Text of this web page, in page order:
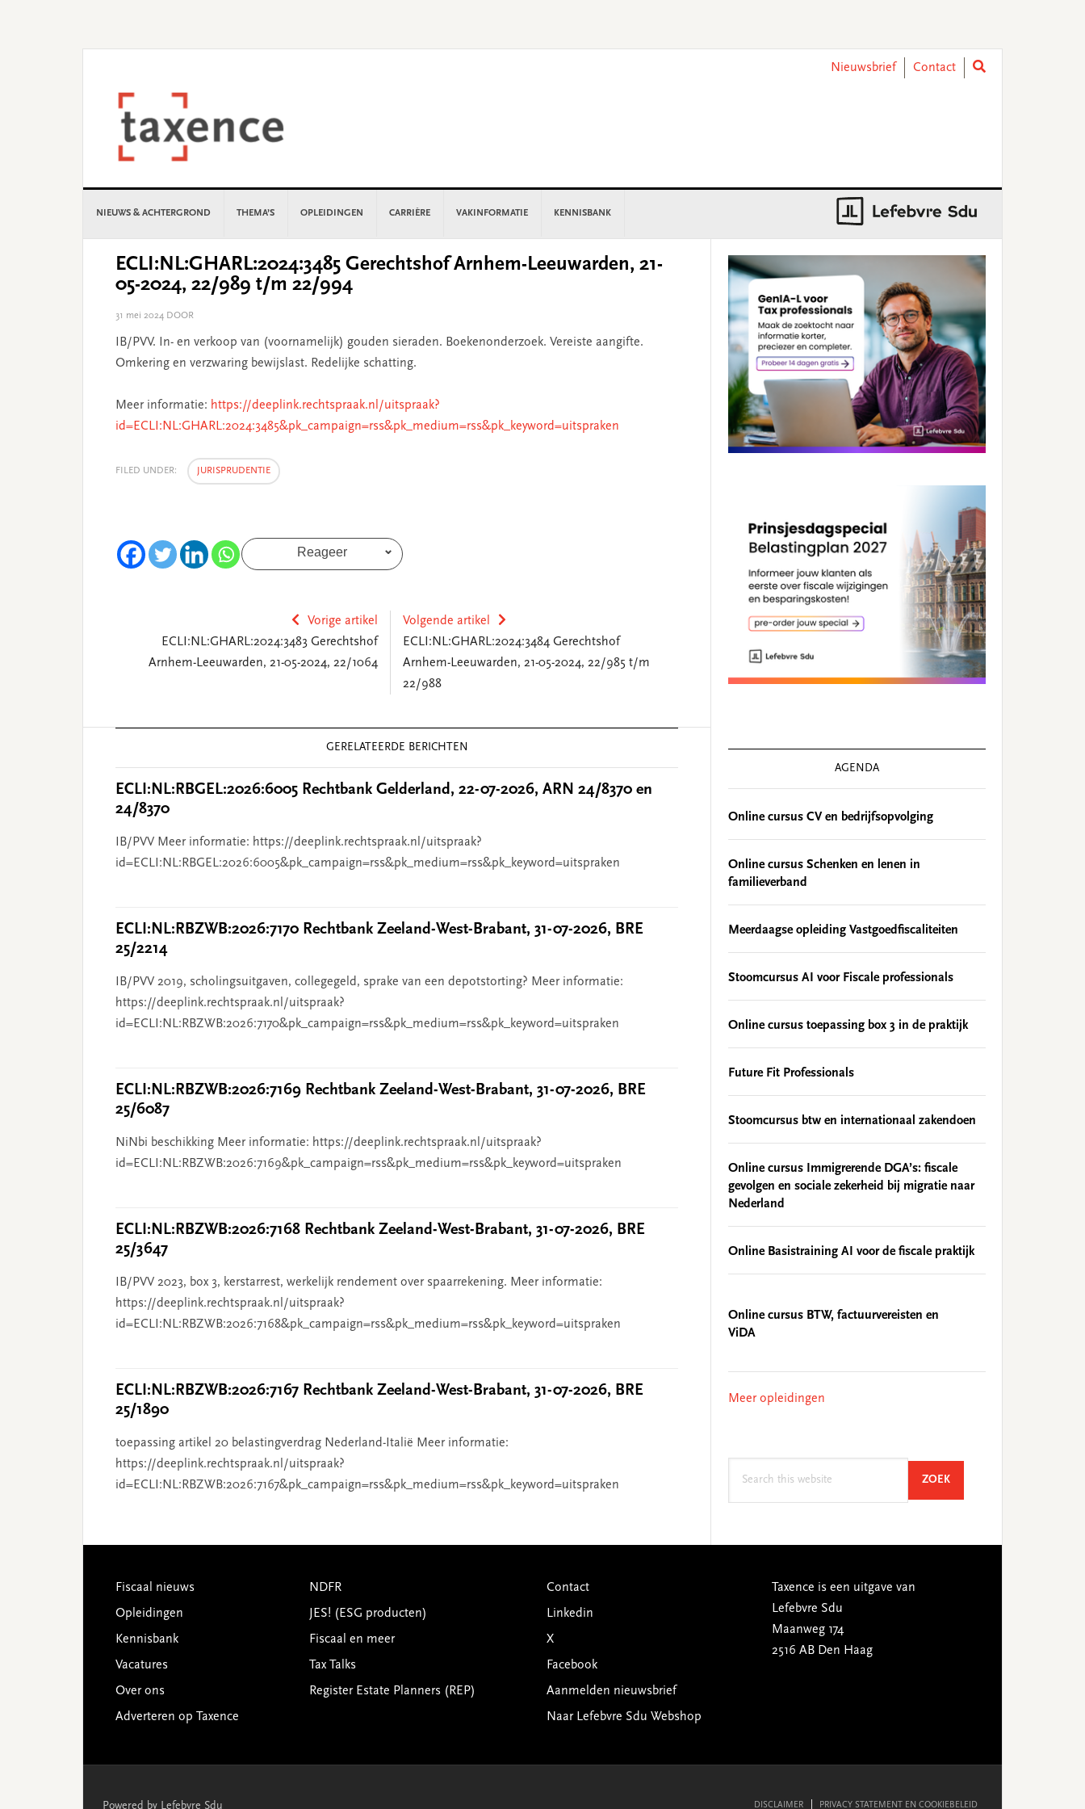
Nieuwsbrief
Contact
NIEUWS & ACHTERGROND THEMA’S OPLEIDINGEN CARRIÈRE VAKINFORMATIE KENNISBANK
ECLI:NL:GHARL:2024:3485 Gerechtshof Arnhem-Leeuwarden, 21-
05-2024, 22/989 t/m 22/994
31 mei 2024 DOOR
IB/PVV. In- en verkoop van (voornamelijk) gouden sieraden. Boekenonderzoek. Vereiste aangifte.
Omkering en verzwaring bewijslast. Redelijke schatting.
Meer informatie: https://deeplink.rechtspraak.nl/uitspraak?
id=ECLI:NL:GHARL:2024:3485&pk_campaign=rss&pk_medium=rss&pk_keyword=uitspraken
FILED UNDER: JURISPRUDENTIE
Reageer
Vorige artikel
ECLI:NL:GHARL:2024:3483 Gerechtshof
Arnhem-Leeuwarden, 21-05-2024, 22/1064
Volgende artikel
ECLI:NL:GHARL:2024:3484 Gerechtshof
Arnhem-Leeuwarden, 21-05-2024, 22/985 t/m
22/988
GERELATEERDE BERICHTEN
ECLI:NL:RBGEL:2026:6005 Rechtbank Gelderland, 22-07-2026, ARN 24/8370 en
24/8370
IB/PVV Meer informatie: https://deeplink.rechtspraak.nl/uitspraak?
id=ECLI:NL:RBGEL:2026:6005&pk_campaign=rss&pk_medium=rss&pk_keyword=uitspraken
ECLI:NL:RBZWB:2026:7170 Rechtbank Zeeland-West-Brabant, 31-07-2026, BRE
25/2214
IB/PVV 2019, scholingsuitgaven, collegegeld, sprake van een depotstorting? Meer informatie:
https://deeplink.rechtspraak.nl/uitspraak?
id=ECLI:NL:RBZWB:2026:7170&pk_campaign=rss&pk_medium=rss&pk_keyword=uitspraken
ECLI:NL:RBZWB:2026:7169 Rechtbank Zeeland-West-Brabant, 31-07-2026, BRE
25/6087
NiNbi beschikking Meer informatie: https://deeplink.rechtspraak.nl/uitspraak?
id=ECLI:NL:RBZWB:2026:7169&pk_campaign=rss&pk_medium=rss&pk_keyword=uitspraken
ECLI:NL:RBZWB:2026:7168 Rechtbank Zeeland-West-Brabant, 31-07-2026, BRE
25/3647
IB/PVV 2023, box 3, kerstarrest, werkelijk rendement over spaarrekening. Meer informatie:
https://deeplink.rechtspraak.nl/uitspraak?
id=ECLI:NL:RBZWB:2026:7168&pk_campaign=rss&pk_medium=rss&pk_keyword=uitspraken
ECLI:NL:RBZWB:2026:7167 Rechtbank Zeeland-West-Brabant, 31-07-2026, BRE
25/1890
toepassing artikel 20 belastingverdrag Nederland-Italië Meer informatie:
https://deeplink.rechtspraak.nl/uitspraak?
id=ECLI:NL:RBZWB:2026:7167&pk_campaign=rss&pk_medium=rss&pk_keyword=uitspraken
Sidebar
AGENDA
Online cursus CV en bedrijfsopvolging
Online cursus Schenken en lenen in
familieverband
Meerdaagse opleiding Vastgoedfiscaliteiten
Stoomcursus AI voor Fiscale professionals
Online cursus toepassing box 3 in de praktijk
Future Fit Professionals
Stoomcursus btw en internationaal zakendoen
Online cursus Immigrerende DGA’s: fiscale
gevolgen en sociale zekerheid bij migratie naar
Nederland
Online Basistraining AI voor de fiscale praktijk
Online cursus BTW, factuurvereisten en
ViDA
Meer opleidingen
ZOEKSEARCH
Footer
Fiscaal nieuws
Opleidingen
Kennisbank
Vacatures
Over ons
Adverteren op Taxence
NDFR
JES! (ESG producten)
Fiscaal en meer
Tax Talks
Register Estate Planners (REP)
Contact
Linkedin
X
Facebook
Aanmelden nieuwsbrief
Naar Lefebvre Sdu Webshop
Taxence is een uitgave van
Lefebvre Sdu
Maanweg 174
2516 AB Den Haag
Powered by Lefebvre Sdu DISCLAIMER PRIVACY STATEMENT EN COOKIEBELEID